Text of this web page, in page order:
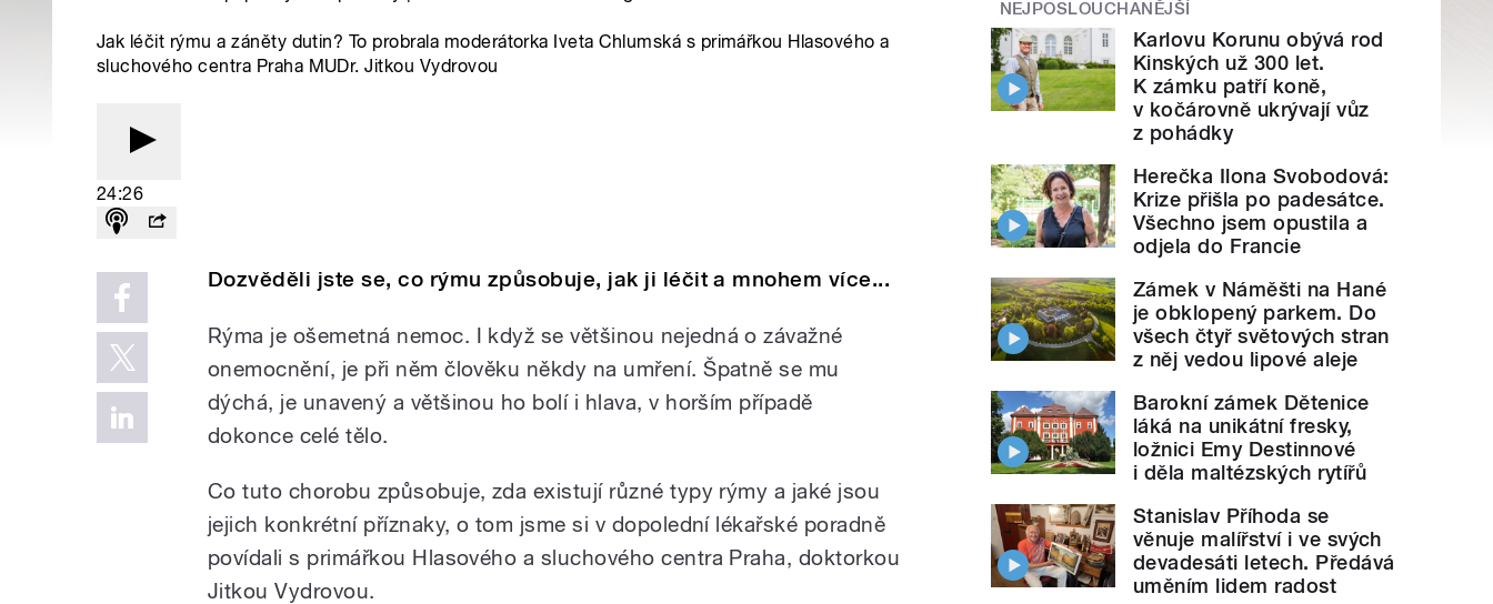
Jak léčit rýmu a záněty dutin? To probrala moderátorka Iveta Chlumská s primářkou Hlasového a
sluchového centra Praha MUDr. Jitkou Vydrovou
24:26
Dozvěděli jste se, co rýmu způsobuje, jak ji léčit a mnohem více...
Rýma je ošemetná nemoc. I když se většinou nejedná o závažné
onemocnění, je při něm člověku někdy na umření. Špatně se mu
dýchá, je unavený a většinou ho bolí i hlava, v horším případě
dokonce celé tělo.
Co tuto chorobu způsobuje, zda existují různé typy rýmy a jaké jsou
jejich konkrétní příznaky, o tom jsme si v dopolední lékařské poradně
povídali s primářkou Hlasového a sluchového centra Praha, doktorkou
Jitkou Vydrovou.
NEJPOSLOUCHANĚJŠÍ
Karlovu Korunu obývá rod
Kinských už 300 let.
K zámku patří koně,
v kočárovně ukrývají vůz
z pohádky
Herečka Ilona Svobodová:
Krize přišla po padesátce.
Všechno jsem opustila a
odjela do Francie
Zámek v Náměšti na Hané
je obklopený parkem. Do
všech čtyř světových stran
z něj vedou lipové aleje
Barokní zámek Dětenice
láká na unikátní fresky,
ložnici Emy Destinnové
i děla maltézských rytířů
Stanislav Příhoda se
věnuje malířství i ve svých
devadesáti letech. Předává
uměním lidem radost